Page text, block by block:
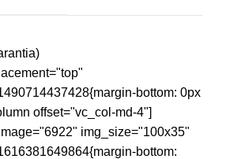
bottom: 0px
offset="vc_col-md-4"]
img_size="100x35"
bottom: